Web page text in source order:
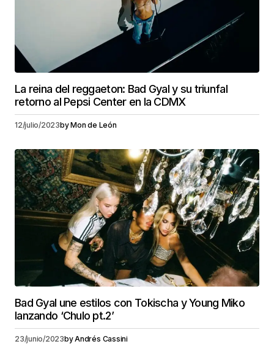
La reina del reggaeton: Bad Gyal y su triunfal
retorno al Pepsi Center en la CDMX
12/julio/2023byMon de León
Bad Gyal une estilos con Tokischa y Young Miko
lanzando ‘Chulo pt.2’
23/junio/2023byAndrés Cassini